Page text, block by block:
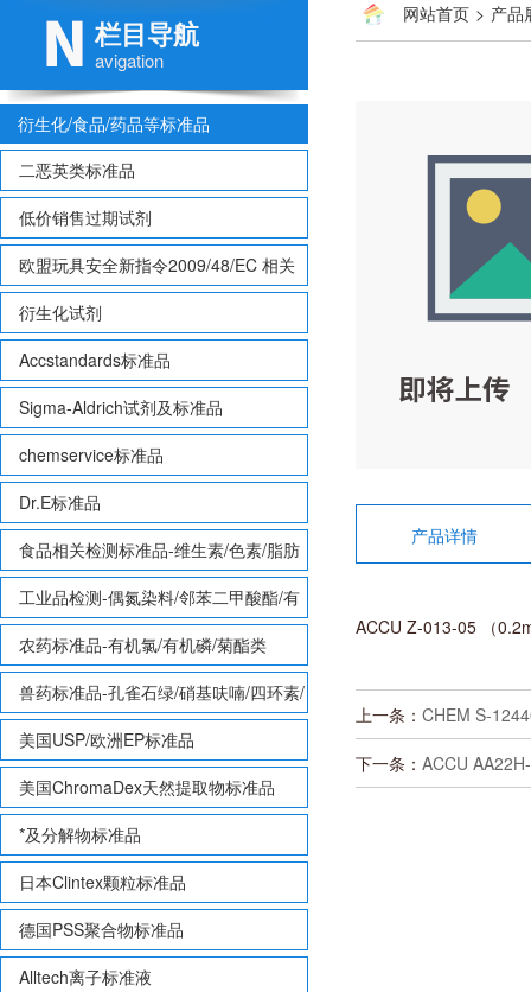
栏目导航
avigation
衍生化/食品/药品等标准品
二恶英类标准品
低价销售过期试剂
欧盟玩具安全新指令2009/48/EC 相关
致敏性香味剂标准品
衍生化试剂
Accstandards标准品
Sigma-Aldrich试剂及标准品
chemservice标准品
Dr.E标准品
食品相关检测标准品-维生素/色素/脂肪
酸甲酯等
工业品检测-偶氮染料/邻苯二甲酸酯/有
机锡/多溴联苯/多溴联苯醚/多氯联苯
农药标准品-有机氯/有机磷/菊酯类
兽药标准品-孔雀石绿/硝基呋喃/四环素/
磺胺等
美国USP/欧洲EP标准品
美国ChromaDex天然提取物标准品
*及分解物标准品
日本Clintex颗粒标准品
德国PSS聚合物标准品
Alltech离子标准液
网站首页 > 产品
产品详情
ACCU Z-013-05 （
上一条： CHEM S-
下一条： ACCU